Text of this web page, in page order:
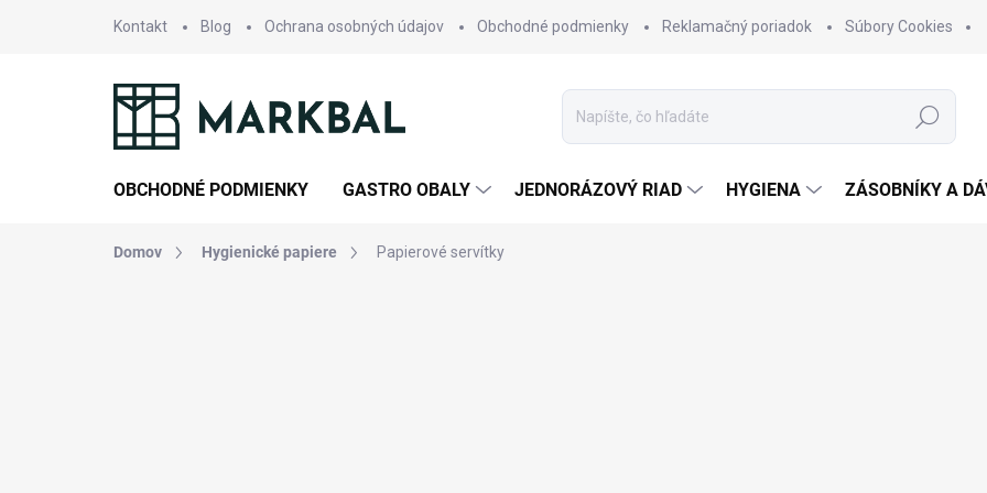
Kontakt Blog Ochrana osobných údajov Obchodné podmienky Reklamačný poriadok Súbory Cookies
Hľadať
OBCHODNÉ PODMIENKY GASTRO OBALY JEDNORÁZOVÝ RIAD HYGIENA ZÁSOBNÍKY A
Domov Hygienické papiere Papierové servítky